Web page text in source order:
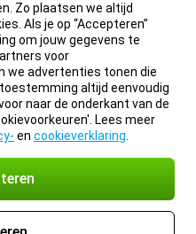
Zo plaatsen we altijd
Als je op “Accepteren”
om jouw gegevens te
voor
we advertenties tonen die
altijd eenvoudig
naar de onderkant van de
Lees meer
en cookieverklaring